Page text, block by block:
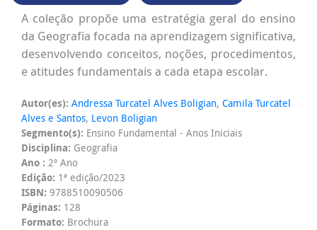
A coleção propõe uma estratégia geral do ensino
da Geografia focada na aprendizagem significativa,
desenvolvendo conceitos, noções, procedimentos,
e atitudes fundamentais a cada etapa escolar.
Autor(es): Andressa Turcatel Alves Boligian, Camila Turcatel
Alves e Santos, Levon Boligian
Segmento(s): Ensino Fundamental - Anos Iniciais
Disciplina: Geografia
Ano : 2º Ano
Edição: 1ª edição/2023
ISBN: 9788510090506
Páginas: 128
Formato: Brochura